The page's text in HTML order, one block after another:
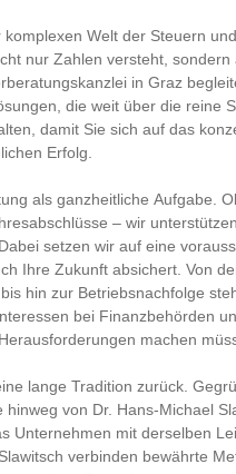
komplexen Welt der Steuern
nur Zahlen versteht,
in Graz
die weit über die reine
damit Sie sich auf das
Erfolg.
als ganzheitliche Aufgabe.
– wir
setzen wir auf eine
Ihre Zukunft absichert. Von
hin zur Betriebsnachfolge
bei Finanzbehörden
machen
lange Tradition zurück.
von Dr. Hans-Michael
Unternehmen mit derselben
verbinden bewährte